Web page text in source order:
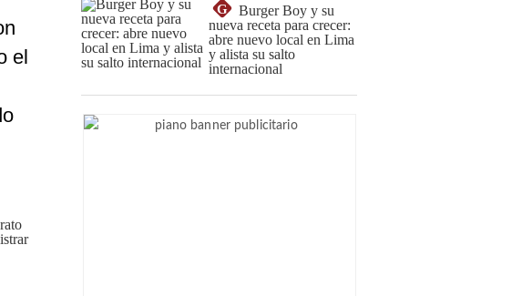
el
G
Burger Boy y su
nueva receta para crecer:
abre nuevo local en Lima
y alista su salto
internacional